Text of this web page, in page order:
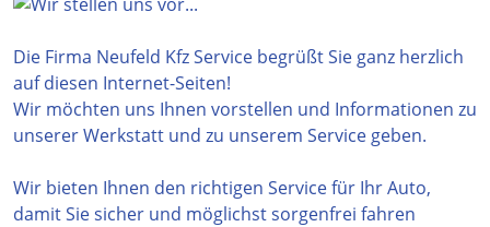
Die Firma Neufeld Kfz Service begrüßt Sie ganz herzlich
auf diesen Internet-Seiten!
Wir möchten uns Ihnen vorstellen und Informationen zu
unserer Werkstatt und zu unserem Service geben.
Wir bieten Ihnen den richtigen Service für Ihr Auto,
damit Sie sicher und möglichst sorgenfrei fahren